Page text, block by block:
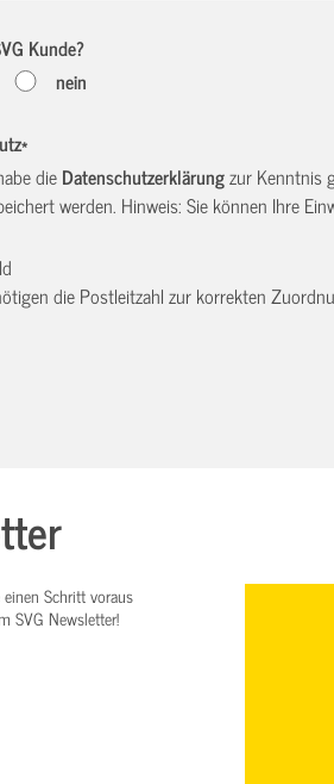
Kunde?
nein
*
dieDatenschutzerklärungzur Kenntnis
werden. Hinweis: Sie können Ihre
die Postleitzahl zur korrekten
einen Schritt voraus
SVG Newsletter!